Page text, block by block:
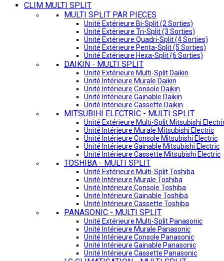
CLIM MULTI SPLIT
MULTI SPLIT PAR PIECES
Unité Extérieure Bi-Split (2 Sorties)
Unité Extérieure Tri-Split (3 Sorties)
Unité Extérieure Quadri-Split (4 Sorties)
Unité Extérieure Penta-Split (5 Sorties)
Unité Extérieure Hexa-Split (6 Sorties)
DAIKIN - MULTI SPLIT
Unité Extérieure Multi-Split Daikin
Unité Intérieure Murale Daikin
Unité Intérieure Console Daikin
Unité Intérieure Gainable Daikin
Unité Intérieure Cassette Daikin
MITSUBIHI ELECTRIC - MULTI SPLIT
Unité Extérieure Multi-Split Mitsubishi
Unité Intérieure Murale Mitsubishi Electric
Unité Intérieure Console Mitsubishi Electric
Unité Intérieure Gainable Mitsubishi Electric
Unité Intérieure Cassette Mitsubishi Electric
TOSHIBA - MULTI SPLIT
Unité Extérieure Multi-Split Toshiba
Unité Intérieure Murale Toshiba
Unité Intérieure Console Toshiba
Unité Intérieure Gainable Toshiba
Unité Intérieure Cassette Toshiba
PANASONIC - MULTI SPLIT
Unité Extérieure Multi-Split Panasonic
Unité Intérieure Murale Panasonic
Unité Intérieure Console Panasonic
Unité Intérieure Gainable Panasonic
Unité Intérieure Cassette Panasonic